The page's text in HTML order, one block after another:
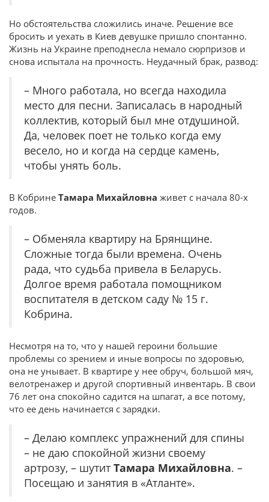
Но обстоятельства сложились иначе. Решение все
бросить и уехать в Киев девушке пришло спонтанно.
Жизнь на Украине преподнесла немало сюрпризов и
снова испытала на прочность. Неудачный брак, развод:
– Много работала, но всегда находила
место для песни. Записалась в народный
коллектив, который был мне отдушиной.
Да, человек поет не только когда ему
весело, но и когда на сердце камень,
чтобы унять боль.
В Кобрине Тамара Михайловна живет с начала 80-х
годов.
– Обменяла квартиру на Брянщине.
Сложные тогда были времена. Очень
рада, что судьба привела в Беларусь.
Долгое время работала помощником
воспитателя в детском саду № 15 г.
Кобрина.
Несмотря на то, что у нашей героини большие
проблемы со зрением и иные вопросы по здоровью,
она не унывает. В квартире у нее обруч, большой мяч,
велотренажер и другой спортивный инвентарь. В свои
76 лет она спокойно садится на шпагат, а все потому,
что ее день начинается с зарядки.
– Делаю комплекс упражнений для спины
– не даю спокойной жизни своему
артрозу, – шутит Тамара Михайловна. –
Посещаю и занятия в «Атланте».